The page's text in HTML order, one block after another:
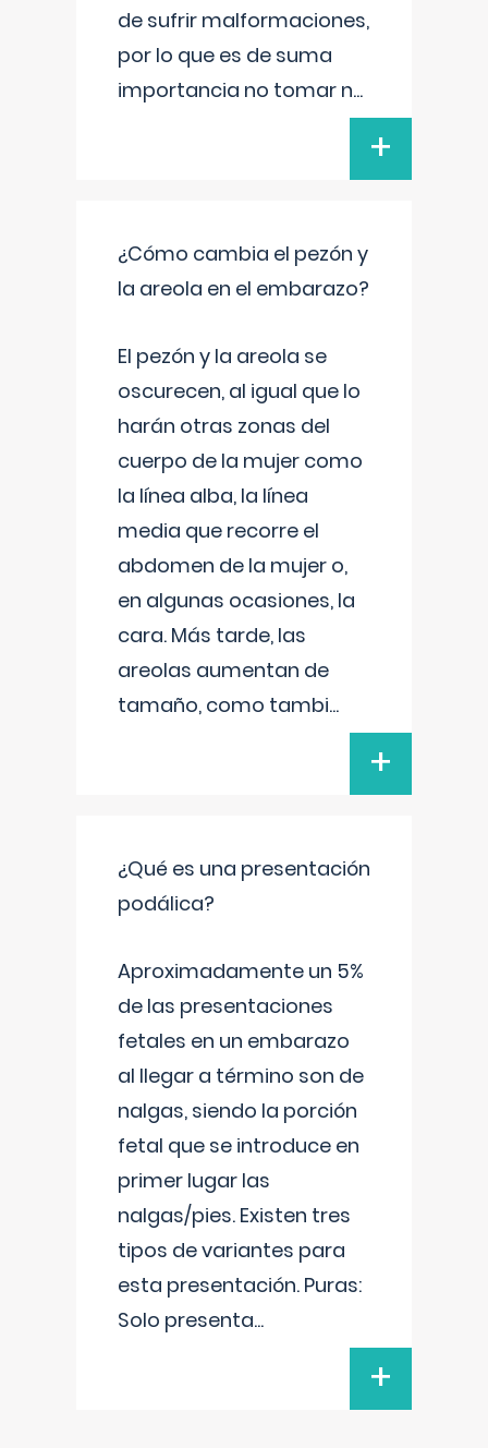
de sufrir malformaciones,
por lo que es de suma
importancia no tomar n...
+
¿Cómo cambia el pezón y
la areola en el embarazo?
El pezón y la areola se
oscurecen, al igual que lo
harán otras zonas del
cuerpo de la mujer como
la línea alba, la línea
media que recorre el
abdomen de la mujer o,
en algunas ocasiones, la
cara. Más tarde, las
areolas aumentan de
tamaño, como tambi...
+
¿Qué es una presentación
podálica?
Aproximadamente un 5%
de las presentaciones
fetales en un embarazo
al llegar a término son de
nalgas, siendo la porción
fetal que se introduce en
primer lugar las
nalgas/pies. Existen tres
tipos de variantes para
esta presentación. Puras:
Solo presenta...
+